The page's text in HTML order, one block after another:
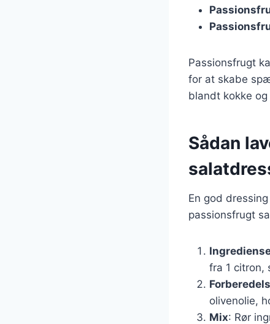
Passionsfrugt
for at skabe
blandt kokke
Sådan
En god
passionsfrugt
fra 1 citron,
olivenolie,
Mix: Rør